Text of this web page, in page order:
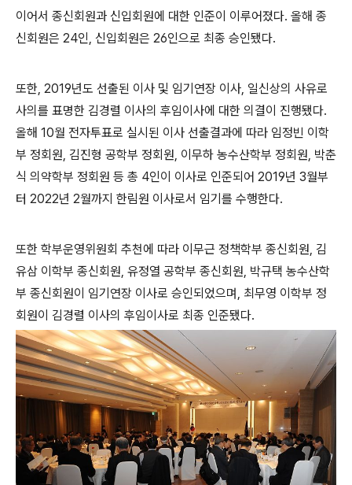
이어서 종신회원과 신입회원에 대한 인준이 이루어졌다. 올해 종
신회원은 24인, 신입회원은 26인으로 최종 승인됐다.
또한, 2019년도 선출된 이사 및 임기연장 이사, 일신상의 사유로
사의를 표명한 김경렬 이사의 후임이사에 대한 의결이 진행됐다.
올해 10월 전자투표로 실시된 이사 선출결과에 따라 임정빈 이학
부 정회원, 김진형 공학부 정회원, 이무하 농수산학부 정회원, 박춘
식 의약학부 정회원 등 총 4인이 이사로 인준되어 2019년 3월부
터 2022년 2월까지 한림원 이사로서 임기를 수행한다.
또한 학부운영위원회 추천에 따라 이무근 정책학부 종신회원, 김
유삼 이학부 종신회원, 유정열 공학부 종신회원, 박규택 농수산학
부 종신회원이 임기연장 이사로 승인되었으며, 최무영 이학부 정
회원이 김경렬 이사의 후임이사로 최종 인준됐다.